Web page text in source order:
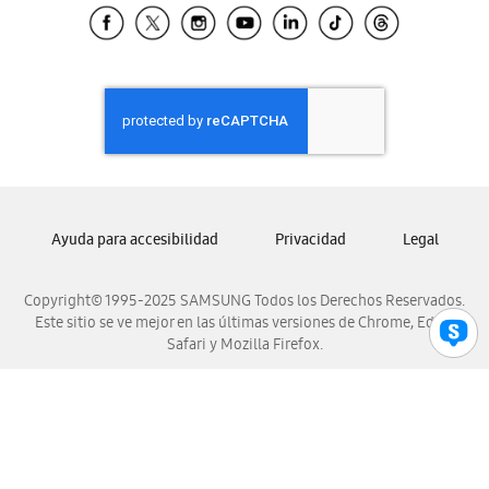
Samsung El Salvador
Samsung Honduras
Samsung Nicaragua
Samsung Panamá
Samsung Venezuela
Copyright© 1995-2025 SAMSUNG Todos los Derechos Reservados.
Este sitio se ve mejor en las últimas versiones de Chrome, Edge,
Safari y Mozilla Firefox.
Ayuda para accesibilidad Privacidad Legal